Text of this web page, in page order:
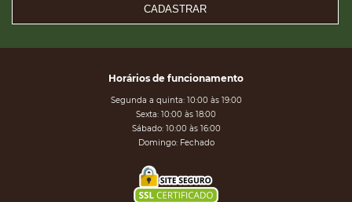
CADASTRAR
Horários de funcionamento
Segunda a quinta: 10:00 às 19:00
Sexta: 10:00 às 18:00
Sábado: 10:00 às 16:00
Domingo: Fechado